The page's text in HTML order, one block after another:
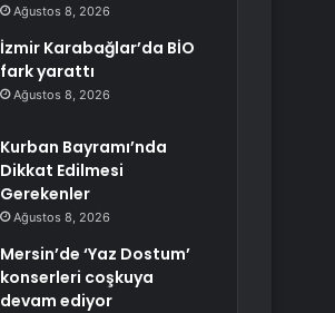
Ağustos 8, 2026
İzmir Karabağlar’da BİO
fark yarattı
Ağustos 8, 2026
Kurban Bayramı’nda
Dikkat Edilmesi
Gerekenler
Ağustos 8, 2026
Mersin’de ‘Yaz Dostum’
konserleri coşkuya
devam ediyor